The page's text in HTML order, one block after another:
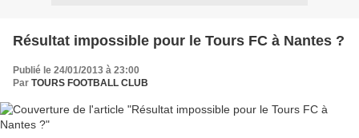
Résultat impossible pour le Tours FC à Nantes ?
Publié le 24/01/2013 à 23:00
Par TOURS FOOTBALL CLUB